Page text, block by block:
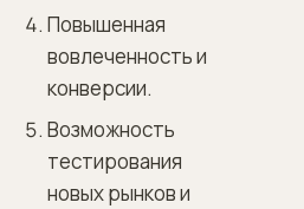
Повышенная
вовлеченность и
конверсии.
Возможность
тестирования
новых рынков и